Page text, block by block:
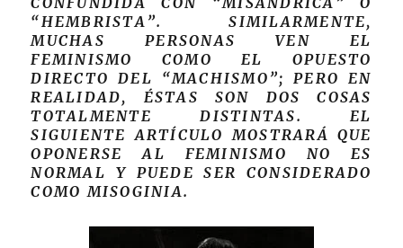
“HEMBRISTA”. SIMILARMENTE,
MUCHAS PERSONAS VEN EL
FEMINISMO COMO EL OPUESTO
DIRECTO DEL “MACHISMO”; PERO EN
REALIDAD, ÉSTAS SON DOS COSAS
TOTALMENTE DISTINTAS. EL
SIGUIENTE ARTÍCULO MOSTRARÁ QUE
OPONERSE AL FEMINISMO NO ES
NORMAL Y PUEDE SER CONSIDERADO
COMO MISOGINIA.